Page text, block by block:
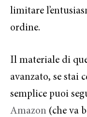
limitare
ordine.
Il materiale di
avanzato, se stai
semplice puoi
Amazon (che va